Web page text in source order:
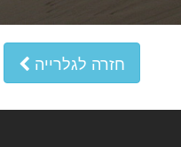
חזרה לגלרייה